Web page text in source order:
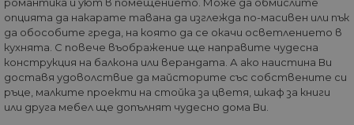
опцията да накарате тавана да изглежда по-масивен или пък
да обособите греда, на която да се окачи осветлението в
кухнята. С повече въображение ще направите чудесна
конструкция на балкона или верандата. А ако наистина Ви
доставя удоволствие да майсторите със собствените си
ръце, малките проекти на стойка за цветя, шкаф за книги
или друга мебел ще допълнят чудесно дома Ви.